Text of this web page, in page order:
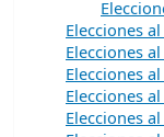
Elecciones
Elecciones
Elecciones
Elecciones
Elecciones